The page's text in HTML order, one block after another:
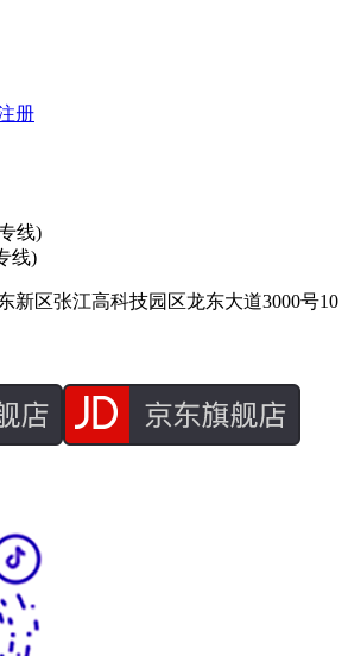
册
线)
线)
新区张江高科技园区龙东大道3000号10